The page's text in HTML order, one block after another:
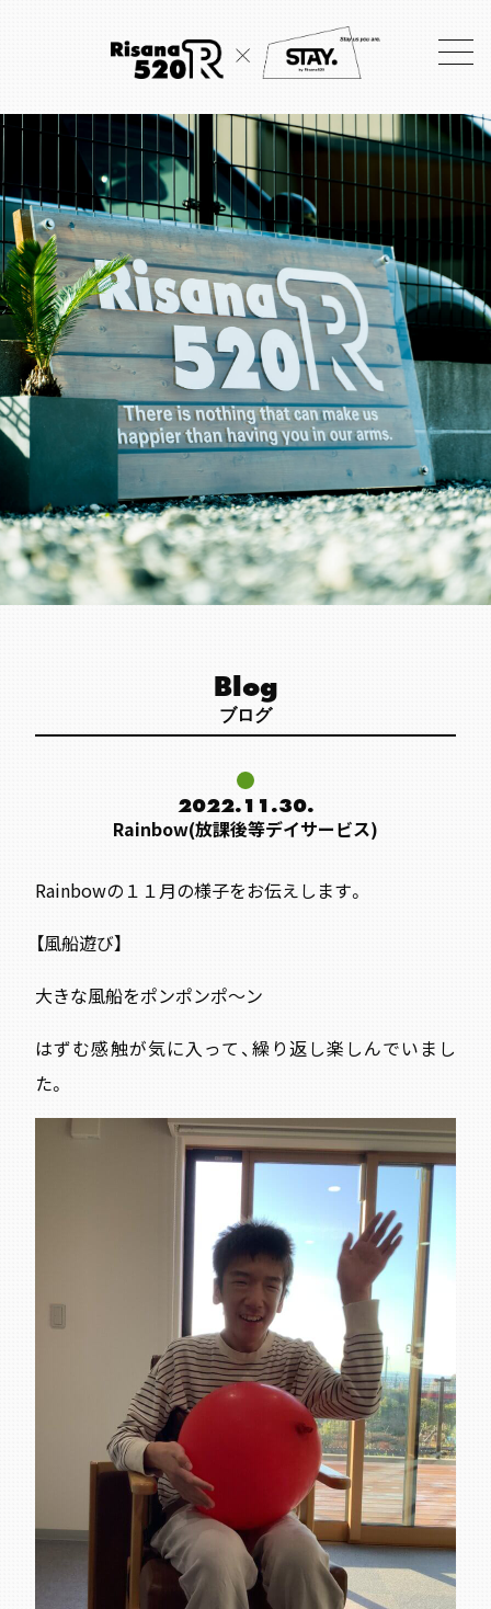
Blog
ブログ
2022.11.30.
Rainbow(放課後等デイサービス)
Rainbowの１１月の様子をお伝えします。
【風船遊び】
大きな風船をポンポンポ～ン
はずむ感触が気に入って、繰り返し楽しんでいまし
た。